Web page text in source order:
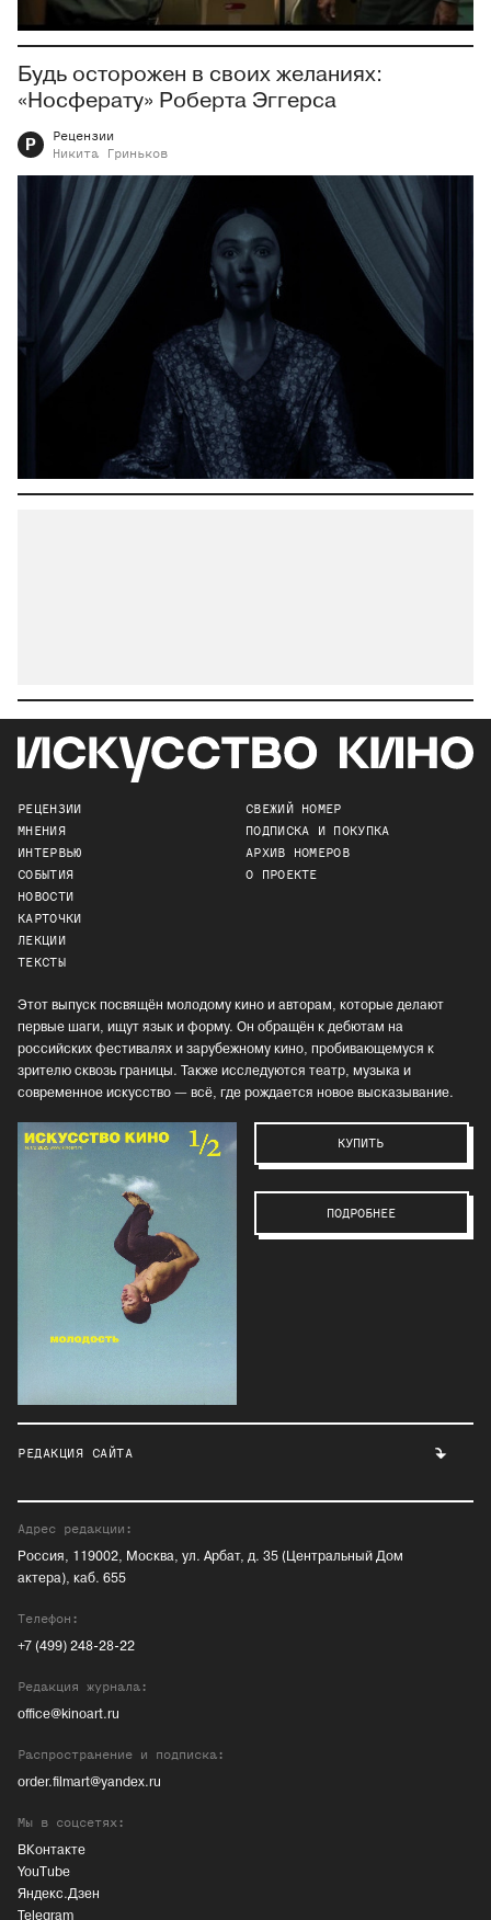
Будь осторожен в своих желаниях:
«Носферату» Роберта Эггерса
Р
Рецензии
Никита
Гриньков
РЕЦЕНЗИИ
МНЕНИЯ
ИНТЕРВЬЮ
СОБЫТИЯ
НОВОСТИ
КАРТОЧКИ
ЛЕКЦИИ
ТЕКСТЫ
СВЕЖИЙ НОМЕР
ПОДПИСКА И ПОКУПКА
АРХИВ НОМЕРОВ
О ПРОЕКТЕ
Этот выпуск посвящён молодому кино и авторам, которые делают
первые шаги, ищут язык и форму. Он обращён к дебютам на
российских фестивалях и зарубежному кино, пробивающемуся к
зрителю сквозь границы. Также исследуются театр, музыка и
современное искусство — всё, где рождается новое высказывание.
КУПИТЬ
ПОДРОБНЕЕ
РЕДАКЦИЯ САЙТА
Адрес редакции:
Россия, 119002, Москва, ул. Арбат, д. 35 (Центральный Дом
актера), каб. 655
Телефон:
+7 (499) 248-28-22
Редакция журнала:
office@kinoart.ru
Распространение и подписка:
order.filmart@yandex.ru
Мы в соцсетях:
ВКонтакте
YouTube
Яндекс.Дзен
Telegram